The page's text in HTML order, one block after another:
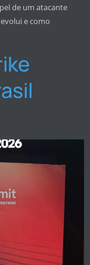
de um atacante
e como